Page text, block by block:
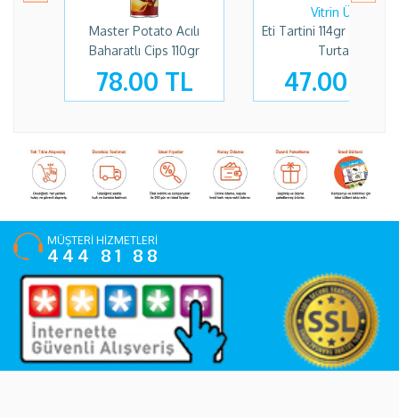
Master Potato Acılı
Baharatlı Cips 110gr
78.00 TL
Eti Tartini 114gr
Turta
47.00 TL
MÜŞTERİ HİZMETLERİ
444 81 88